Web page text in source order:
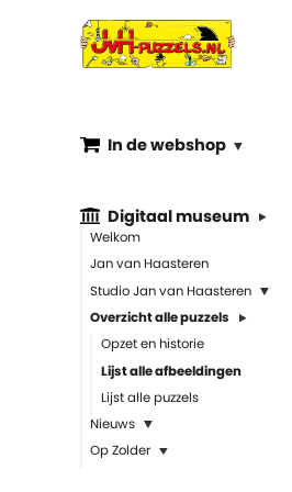
In de webshop
Digitaal museum
Welkom
Jan van Haasteren
Studio Jan van Haasteren
Overzicht alle puzzels
Opzet en historie
Lijst alle afbeeldingen
Lijst alle puzzels
Nieuws
Op Zolder